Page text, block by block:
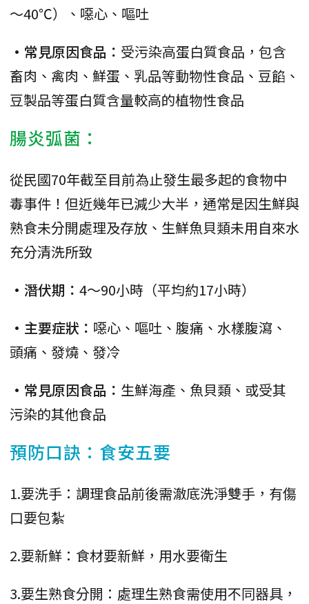
～40℃）、噁心、嘔吐
•常見原因食品： 受污染高蛋白質食品，包含
畜肉、禽肉、鮮蛋、乳品等動物性食品、豆餡、
豆製品等蛋白質含量較高的植物性食品
腸炎弧菌：
從民國70年截至目前為止發生最多起的食物中
毒事件！但近幾年已減少大半，通常是因生鮮與
熟食未分開處理及存放、生鮮魚貝類未用自來水
充分清洗所致
•潛伏期： 4～90小時（平均約17小時）
•主要症狀： 噁心、嘔吐、腹痛、水樣腹瀉、
頭痛、發燒、發冷
•常見原因食品： 生鮮海產、魚貝類、或受其
污染的其他食品
預防口訣：食安五要
1.要洗手：調理食品前後需澈底洗淨雙手，有傷
口要包紮
2.要新鮮：食材要新鮮，用水要衛生
3.要生熟食分開：處理生熟食需使用不同器具，